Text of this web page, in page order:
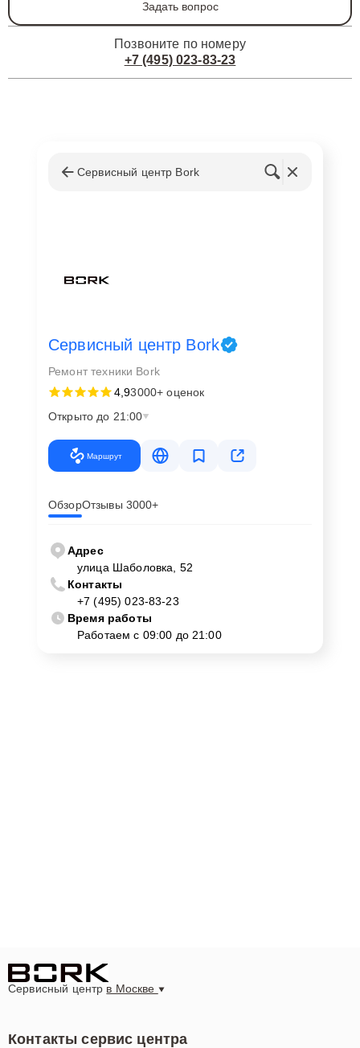
Задать вопрос
Позвоните по номеру
+7 (495) 023-83-23
Сервисный центр Bork
Сервисный центр Bork
Ремонт техники Bork
4,93000+ оценок
Открыто до 21:00
Маршрут
ОбзорОтзывы 3000+
Адрес
улица Шаболовка, 52
Контакты
+7 (495) 023-83-23
Время работы
Работаем с 09:00 до 21:00
Сервисный центр в Москве
Контакты сервис центра